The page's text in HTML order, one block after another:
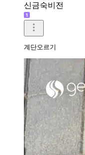
신금숙비전
계단오르기